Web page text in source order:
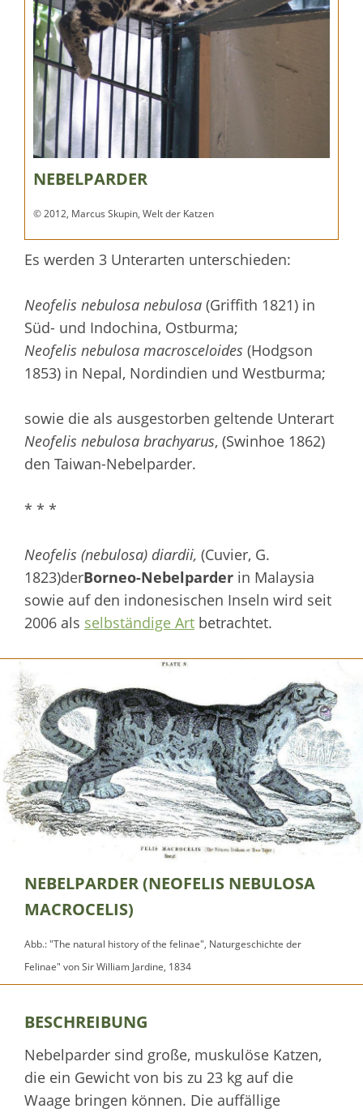
NEBELPARDER
© 2012, Marcus Skupin, Welt der Katzen
Es werden 3 Unterarten unterschieden:
Neofelis nebulosa nebulosa (Griffith 1821) in
Süd- und Indochina, Ostburma;
Neofelis nebulosa macrosceloides (Hodgson
1853) in Nepal, Nordindien und Westburma;
sowie die als ausgestorben geltende Unterart
Neofelis nebulosa brachyarus, (Swinhoe 1862)
den Taiwan-Nebelparder.
* * *
Neofelis (nebulosa) diardii, (Cuvier, G.
1823)derBorneo-Nebelparder in Malaysia
sowie auf den indonesischen Inseln wird seit
2006 als selbständige Art betrachtet.
NEBELPARDER (NEOFELIS NEBULOSA
MACROCELIS)
Abb.: "The natural history of the felinae", Naturgeschichte der
Felinae" von Sir William Jardine, 1834
BESCHREIBUNG
Nebelparder sind große, muskulöse Katzen,
die ein Gewicht von bis zu 23 kg auf die
Waage bringen können. Die auffällige